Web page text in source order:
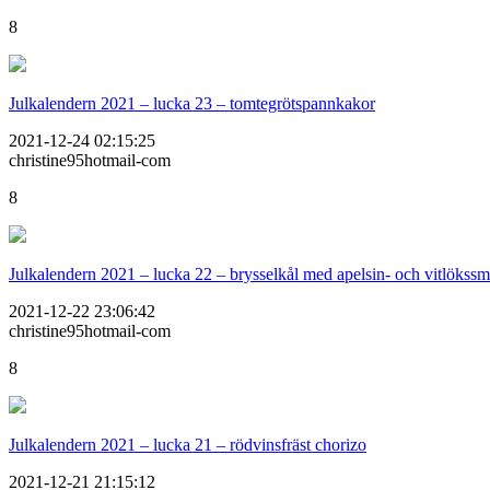
8
Julkalendern 2021 – lucka 23 – tomtegrötspannkakor
2021-12-24 02:15:25
christine95hotmail-com
8
Julkalendern 2021 – lucka 22 – brysselkål med apelsin- och
2021-12-22 23:06:42
christine95hotmail-com
8
Julkalendern 2021 – lucka 21 – rödvinsfräst chorizo
2021-12-21 21:15:12